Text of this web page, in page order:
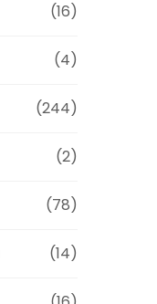
(16)
(4)
(244)
(2)
(78)
(14)